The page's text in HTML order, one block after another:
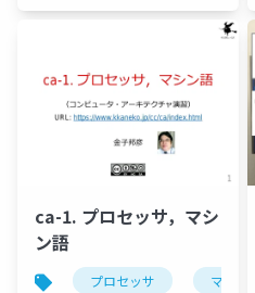
ca-1. プロセッサ，マシ
ン語
プロセッサ マシン語